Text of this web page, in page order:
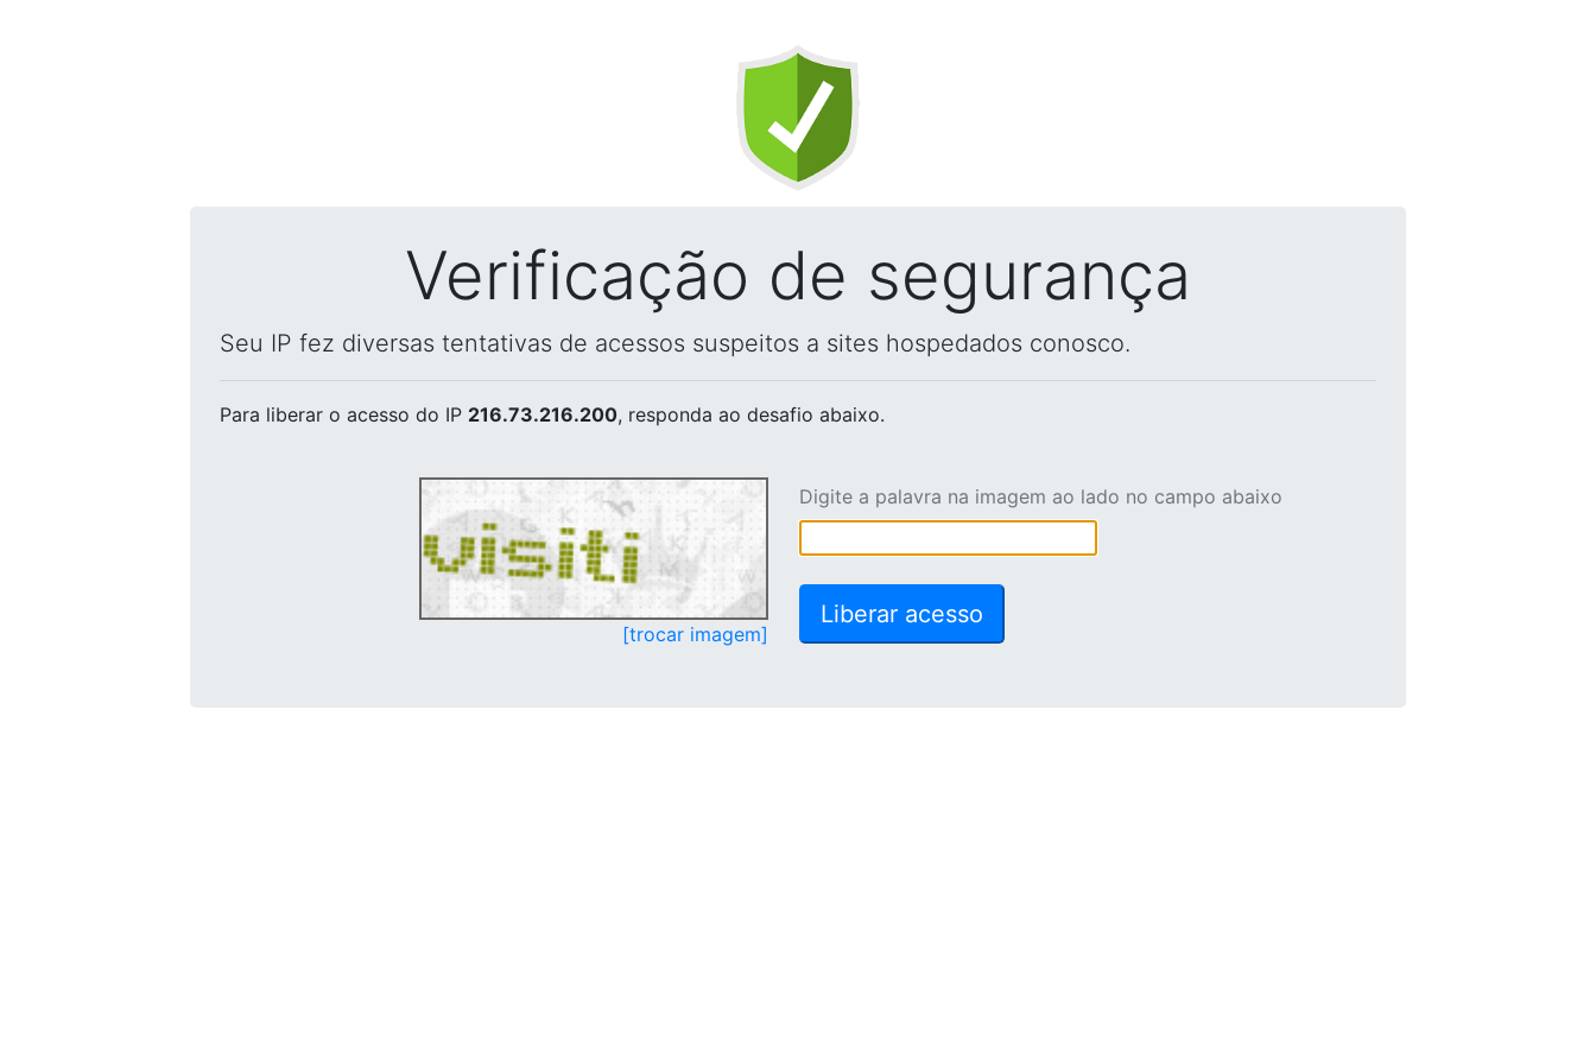
Verificação de segurança
Seu IP fez diversas tentativas de acessos suspeitos a sites hospedados conosco.
Para liberar o acesso do IP 216.73.216.200, responda ao desafio abaixo.
[trocar imagem]
Digite a palavra na imagem ao lado no campo abaixo